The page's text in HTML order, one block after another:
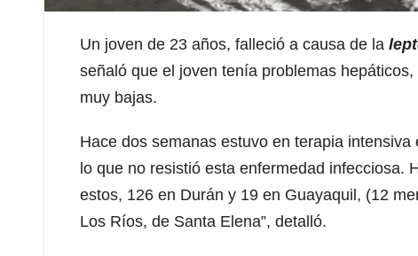
Un joven de 23 años, falleció a causa de la
señaló que el joven tenía problemas
muy bajas.
Hace dos semanas estuvo en terapia
lo que no resistió esta enfermedad infecciosa.
estos, 126 en Durán y 19 en Guayaquil, (12
Los Ríos, de Santa Elena”, detalló.